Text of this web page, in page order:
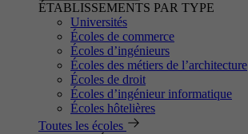
ÉTABLISSEMENTS PAR TYPE
Universités
Écoles de commerce
Écoles d’ingénieurs
Écoles des métiers de l’architecture
Écoles de droit
Écoles d’ingénieur informatique
Écoles hôtelières
Toutes les écoles